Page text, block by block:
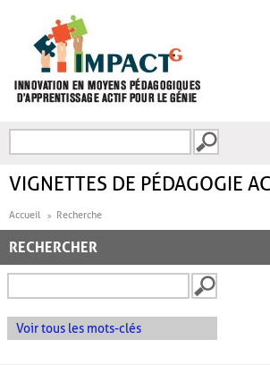
FORMULAIRE DE
VIGNETTES DE PÉDAGOGIE
Accueil Recherche
RECHERCHER
Voir tous les mots-clés